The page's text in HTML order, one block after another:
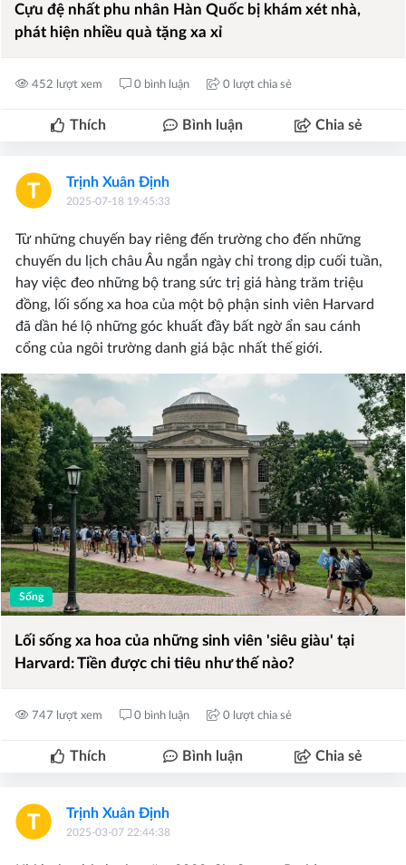
Cựu đệ nhất phu nhân Hàn Quốc bị khám xét nhà,
phát hiện nhiều quà tặng xa xỉ
452 lượt xem 0 bình luận 0 lượt chia sẻ
Thích Bình luận Chia sẻ
Trịnh Xuân Định
2025-07-18 19:45:33
Từ những chuyến bay riêng đến trường cho đến những
chuyến du lịch châu Âu ngắn ngày chỉ trong dịp cuối tuần,
hay việc đeo những bộ trang sức trị giá hàng trăm triệu
đồng, lối sống xa hoa của một bộ phận sinh viên Harvard
đã dần hé lộ những góc khuất đầy bất ngờ ẩn sau cánh
cổng của ngôi trường danh giá bậc nhất thế giới.
Sống
Lối sống xa hoa của những sinh viên 'siêu giàu' tại
Harvard: Tiền được chi tiêu như thế nào?
747 lượt xem 0 bình luận 0 lượt chia sẻ
Thích Bình luận Chia sẻ
Trịnh Xuân Định
2025-03-07 22:44:38